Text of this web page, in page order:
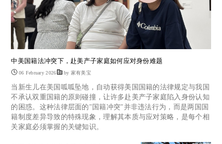
中美国籍法冲突下，赴美产子家庭如何应对身份难题
06 February 2026 by 家有美宝
​当新生儿在美国呱呱坠地，自动获得美国国籍的法律规定与我国
不承认双重国籍的原则碰撞，让许多赴美产子家庭陷入身份认知
的困惑。这种法律层面的"国籍冲突"并非违法行为，而是两国国
籍制度差异导致的特殊现象，理解其本质与应对策略，是每个相
关家庭必须掌握的关键知识。